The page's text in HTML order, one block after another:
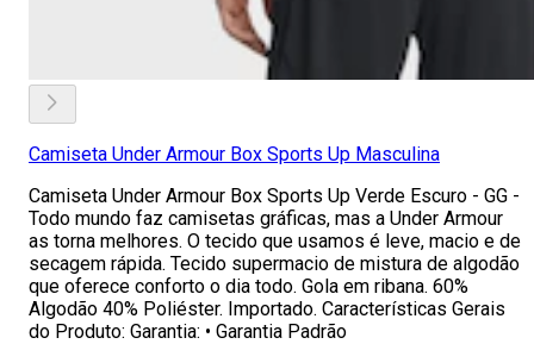
Camiseta Under Armour Box Sports Up Masculina
Camiseta Under Armour Box Sports Up Verde Escuro - GG -
Todo mundo faz camisetas gráficas, mas a Under Armour
as torna melhores. O tecido que usamos é leve, macio e de
secagem rápida. Tecido supermacio de mistura de algodão
que oferece conforto o dia todo. Gola em ribana. 60%
Algodão 40% Poliéster. Importado. Características Gerais
do Produto: Garantia: • Garantia Padrão